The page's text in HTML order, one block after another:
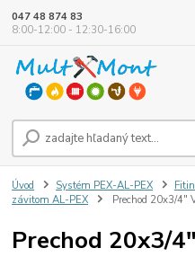
047 48 874 83
8:00-12:00 - 12:30-16:00
Úvod Systém PEX-AL-PEX
závitom AL-PEX
Prechod 20x3/4"
Prechod 20x3/